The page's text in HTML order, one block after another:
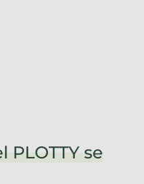
PLOTTY se